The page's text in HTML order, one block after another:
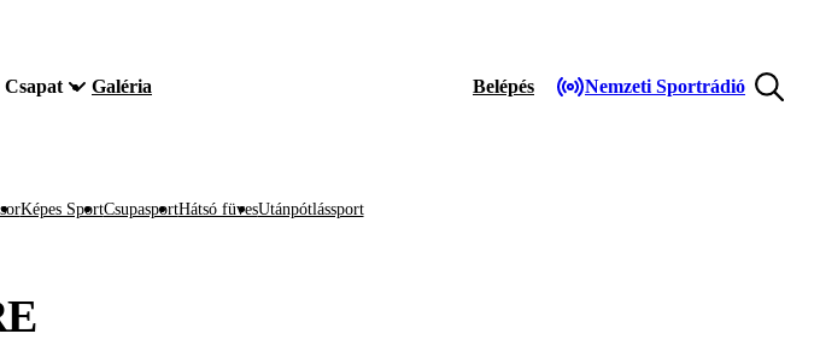
Csapat Galéria Belépés Nemzeti Sportrádió
Képes SportCsupasportHátsó füvesUtánpótlássport